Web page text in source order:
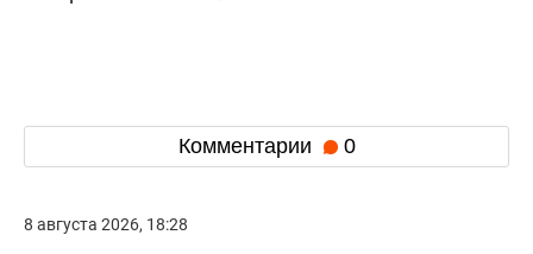
Комментарии 0
8 августа 2026, 18:28